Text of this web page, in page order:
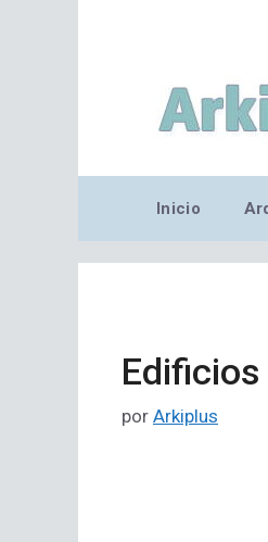
Inicio
por Arkiplus